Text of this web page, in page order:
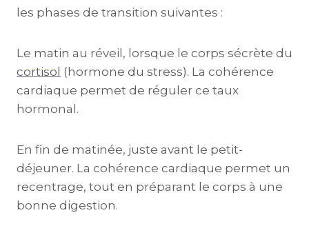
les phases de transition suivantes :
Le matin au réveil, lorsque le corps sécrète du
cortisol (hormone du stress). La cohérence
cardiaque permet de réguler ce taux
hormonal.
En fin de matinée, juste avant le petit-
déjeuner. La cohérence cardiaque permet un
recentrage, tout en préparant le corps à une
bonne digestion.